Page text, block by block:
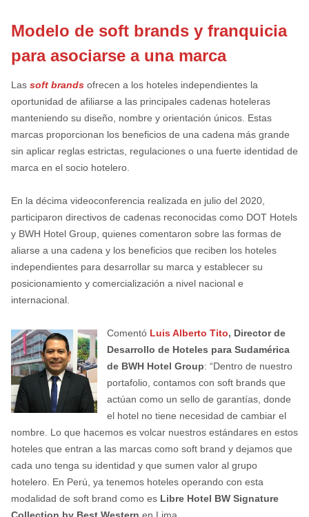
Modelo de soft brands y franquicia
para asociarse a una marca
Las soft brands ofrecen a los hoteles independientes la
oportunidad de afiliarse a las principales cadenas hoteleras
manteniendo su diseño, nombre y orientación únicos. Estas
marcas proporcionan los beneficios de una cadena más grande
sin aplicar reglas estrictas, regulaciones o una fuerte identidad de
marca en el socio hotelero.
En la décima videoconferencia realizada en julio del 2020,
participaron directivos de cadenas reconocidas como DOT Hotels
y BWH Hotel Group, quienes comentaron sobre las formas de
aliarse a una cadena y los beneficios que reciben los hoteles
independientes para desarrollar su marca y establecer su
posicionamiento y comercialización a nivel nacional e
internacional.
Comentó Luis Alberto Tito, Director de
Desarrollo de Hoteles para Sudamérica
de BWH Hotel Group: “Dentro de nuestro
portafolio, contamos con soft brands que
actúan como un sello de garantías, donde
el hotel no tiene necesidad de cambiar el
nombre. Lo que hacemos es volcar nuestros estándares en estos
hoteles que entran a las marcas como soft brand y dejamos que
cada uno tenga su identidad y que sumen valor al grupo
hotelero. En Perú, ya tenemos hoteles operando con esta
modalidad de soft brand como es Libre Hotel BW Signature